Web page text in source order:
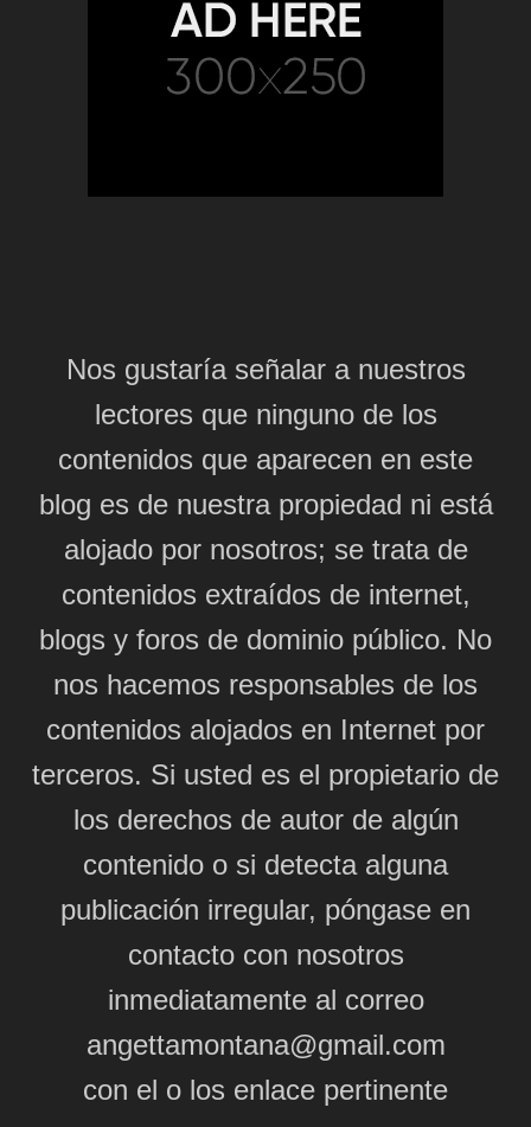
Nos gustaría señalar a nuestros
lectores que ninguno de los
contenidos que aparecen en este
blog es de nuestra propiedad ni está
alojado por nosotros; se trata de
contenidos extraídos de internet,
blogs y foros de dominio público. No
nos hacemos responsables de los
contenidos alojados en Internet por
terceros. Si usted es el propietario de
los derechos de autor de algún
contenido o si detecta alguna
publicación irregular, póngase en
contacto con nosotros
inmediatamente al correo
angettamontana@gmail.com
con el o los enlace pertinente